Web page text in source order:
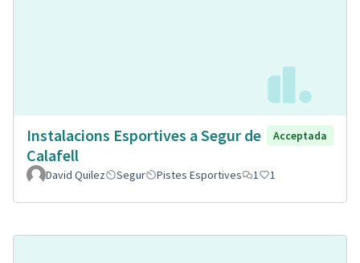
Instalacions Esportives a Segur de
Calafell
Acceptada
David Quilez Segur Pistes Esportives 1 1